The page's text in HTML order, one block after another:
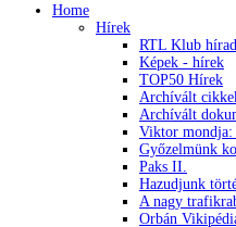
Home
Hírek
RTL Klub
Képek - hírek
TOP50 Hírek
Archívált
Archívált
Viktor mondja:
Győzelmünk
Paks II.
Hazudjunk
A nagy
Orbán